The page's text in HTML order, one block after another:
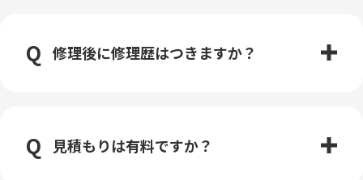
修理後に修理歴はつきますか？
見積もりは有料ですか？